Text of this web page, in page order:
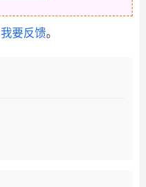
我要反馈。